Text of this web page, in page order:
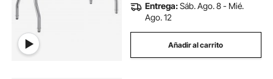
Entrega:Sáb. Ago. 8 - Mié.
Ago. 12
Añadir al carrito